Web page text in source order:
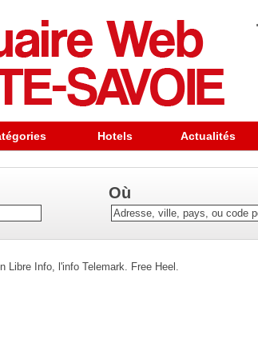
Hotels Actualités
Où
Libre Info, l'info Telemark. Free Heel.